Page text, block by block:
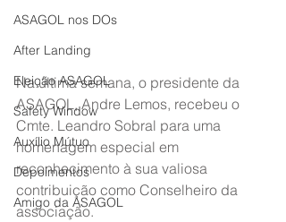
ASAGOL nos DOs
After Landing
Eleição ASAGOL
Safety Window
Auxílio Mútuo
Depoimentos
Amigo da ASAGOL
Na última semana, o presidente da
ASAGOL, Andre Lemos, recebeu o
Cmte. Leandro Sobral para uma
homenagem especial em
reconhecimento à sua valiosa
contribuição como Conselheiro da
associação.